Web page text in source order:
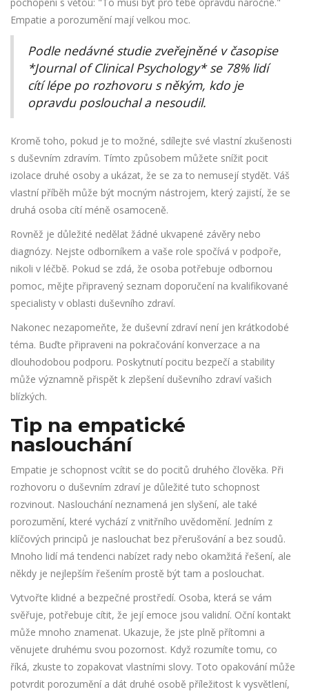
Empatie a porozumění mají velkou moc.
Podle nedávné studie zveřejněné v časopise
*Journal of Clinical Psychology* se 78% lidí
cítí lépe po rozhovoru s někým, kdo je
opravdu poslouchal a nesoudil.
Kromě toho, pokud je to možné, sdílejte své vlastní zkušenosti
s duševním zdravím. Tímto způsobem můžete snížit pocit
izolace druhé osoby a ukázat, že se za to nemusejí stydět. Váš
vlastní příběh může být mocným nástrojem, který zajistí, že se
druhá osoba cítí méně osamoceně.
Rovněž je důležité nedělat žádné ukvapené závěry nebo
diagnózy. Nejste odborníkem a vaše role spočívá v podpoře,
nikoli v léčbě. Pokud se zdá, že osoba potřebuje odbornou
pomoc, mějte připravený seznam doporučení na kvalifikované
specialisty v oblasti duševního zdraví.
Nakonec nezapomeňte, že duševní zdraví není jen krátkodobé
téma. Buďte připraveni na pokračování konverzace a na
dlouhodobou podporu. Poskytnutí pocitu bezpečí a stability
může významně přispět k zlepšení duševního zdraví vašich
blízkých.
Tip na empatické
naslouchání
Empatie je schopnost vcítit se do pocitů druhého člověka. Při
rozhovoru o duševním zdraví je důležité tuto schopnost
rozvinout. Naslouchání neznamená jen slyšení, ale také
porozumění, které vychází z vnitřního uvědomění. Jedním z
klíčových principů je naslouchat bez přerušování a bez soudů.
Mnoho lidí má tendenci nabízet rady nebo okamžitá řešení, ale
někdy je nejlepším řešením prostě být tam a poslouchat.
Vytvořte klidné a bezpečné prostředí. Osoba, která se vám
svěřuje, potřebuje cítit, že její emoce jsou validní. Oční kontakt
může mnoho znamenat. Ukazuje, že jste plně přítomni a
věnujete druhému svou pozornost. Když rozumíte tomu, co
říká, zkuste to zopakovat vlastními slovy. Toto opakování může
potvrdit porozumění a dát druhé osobě příležitost k vysvětlení,